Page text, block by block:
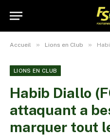
Accueil » Lions en Club » Habib
LIONS EN CLUB
Habib Diallo
attaquant a
marquer tout